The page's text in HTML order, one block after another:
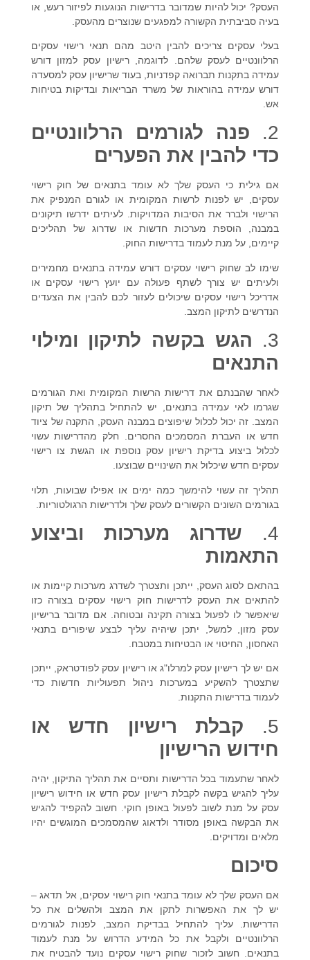
העסק? יכול להיות שמדובר בדרישות הנוגעות לפיזור רעש, או
בעיה סביבתית הקשורה למפגעים שנוצרים מהעסק.
בעלי עסקים צריכים להבין היטב מהםתנאי רישוי עסקים
הרלוונטיים לעסק שלהם. לדוגמה,רישיון עסק למזוןדורש
עמידה בתקנות תברואה קפדניות, בעוד שרישיון עסק למסעדה
דורש עמידה בהוראות של משרד הבריאות ובדיקות בטיחות
פנה לגורמים הרלוונטיים
כדי להבין את הפערים
אם גילית כי העסק שלך לא עומד בתנאים שלחוק רישוי
עסקים, יש לפנות לרשות המקומית או לגורם המנפיק את
הרישוי ולברר את הסיבות המדויקות. לעיתים ידרשו תיקונים
במבנה, הוספת מערכות חדשות או שדרוג של תהליכים
קיימים, על מנת לעמוד בדרישות החוק.
שימו לב שחוק רישוי עסקיםדורש עמידה בתנאים מחמירים
ולעיתים יש צורך לשתף פעולה עםיועץ רישוי עסקיםאו
אדריכל רישוי עסקיםשיכולים לעזור לכם להבין את הצעדים
הנדרשים לתיקון המצב.
הגש בקשה לתיקון ומילוי
התנאים
לאחר שהבנתם את דרישות הרשות המקומית ואת הגורמים
שגרמו לאי עמידה בתנאים, יש להתחיל בתהליך של תיקון
המצב. זה יכול לכלול שיפוצים במבנה העסק, התקנה של ציוד
חדש או העברת המסמכים החסרים. חלק מהדרישות עשוי
לכלול ביצועבדיקת רישיון עסק נוספת או הגשתצו רישוי
עסקיםחדש שיכלול את השינויים שבוצעו.
תהליך זה עשוי להימשך כמה ימים או אפילו שבועות, תלוי
בגורמים השונים הקשורים לעסק שלך ולדרישות הרגולטוריות.
שדרוג מערכות וביצוע
התאמות
בהתאם לסוג העסק, ייתכן ותצטרך לשדרג מערכות קיימות או
להתאים את העסק לדרישותחוק רישוי עסקיםבצורה כזו
שיאפשר לו לפעול בצורה תקינה ובטוחה. אם מדובר ברישיון
עסק מזון , למשל, יתכן שיהיה עליך לבצע שיפורים בתנאי
האחסון, החיטוי או הבטיחות במטבח.
אם יש לךרישיון עסק למרלו"גאורישיון עסק לפודטראק, ייתכן
שתצטרך להשקיע במערכות ניהול תפעוליות חדשות כדי
לעמוד בדרישות התקנות.
קבלת רישיון חדש או
חידוש הרישיון
לאחר שתעמוד בכל הדרישות ותסיים את תהליך התיקון, יהיה
עליך להגיש בקשה לקבלתרישיון עסק חדשאו חידוש רישיון
על מנת לשוב לפעול באופן חוקי. חשוב להקפיד להגיש
את הבקשה באופן מסודר ולדאוג שהמסמכים המוגשים יהיו
מלאים ומדויקים.
סיכום
אם העסק שלך לא עומד בתנאיחוק רישוי עסקים, אל תדאג –
יש לך את האפשרות לתקן את המצב ולהשלים את כל
הדרישות. עליך להתחיל בבדיקת המצב, לפנות לגורמים
הרלוונטיים ולקבל את כל המידע הדרוש על מנת לעמוד
בתנאים. חשוב לזכור שחוק רישוי עסקיםנועד להבטיח את